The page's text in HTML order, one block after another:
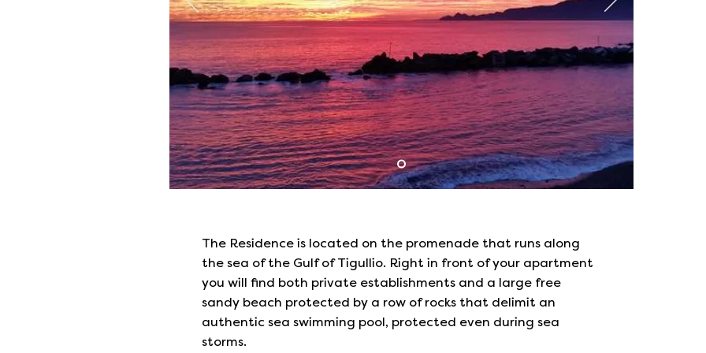
The Residence is located on the promenade that runs along
the sea of the Gulf of Tigullio. Right in front of your apartment
you will find both private establishments and a large free
sandy beach protected by a row of rocks that delimit an
authentic sea swimming pool, protected even during sea
storms.